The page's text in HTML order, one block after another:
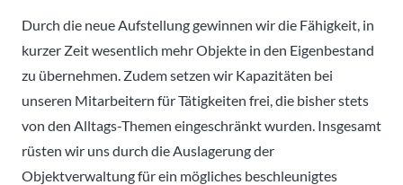
Durch die neue Aufstellung gewinnen wir die Fähigkeit, in
kurzer Zeit wesentlich mehr Objekte in den Eigenbestand
zu übernehmen. Zudem setzen wir Kapazitäten bei
unseren Mitarbeitern für Tätigkeiten frei, die bisher stets
von den Alltags-Themen eingeschränkt wurden. Insgesamt
rüsten wir uns durch die Auslagerung der
Objektverwaltung für ein mögliches beschleunigtes